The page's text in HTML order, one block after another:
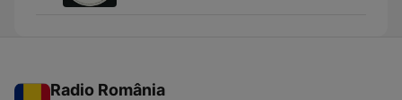
Radio România